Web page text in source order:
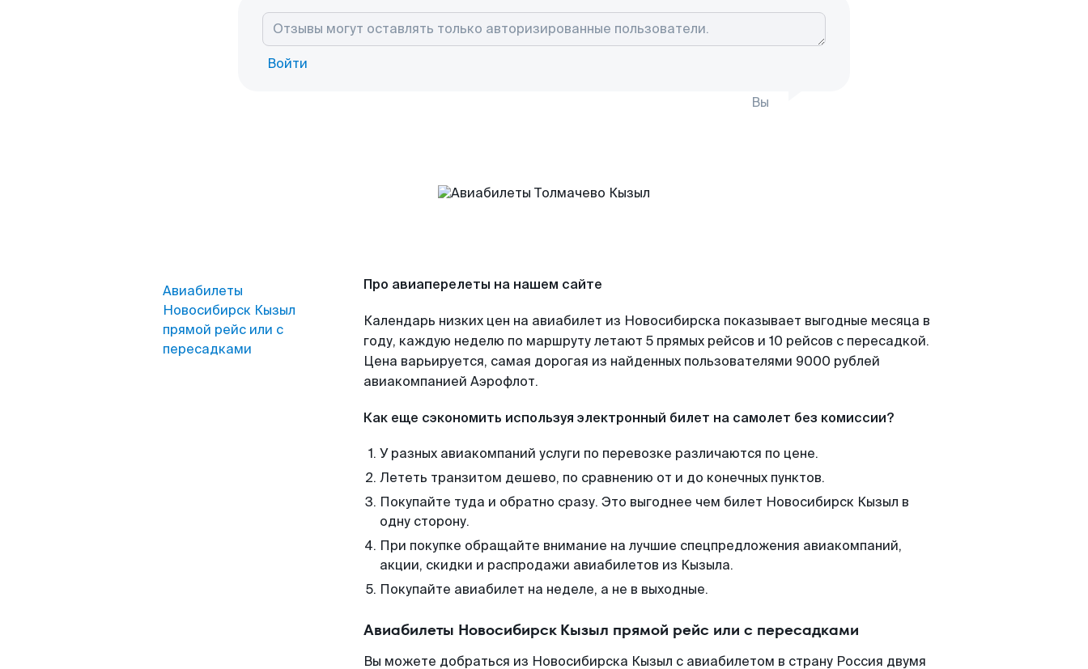
Войти
Вы
Авиабилеты
Новосибирск Кызыл
прямой рейс или с
пересадками
Про авиаперелеты на нашем сайте
Календарь низких цен на авиабилет из Новосибирска показывает выгодные месяца в
году, каждую неделю по маршруту летают 5 прямых рейсов и 10 рейсов с пересадкой.
Цена варьируется, самая дорогая из найденных пользователями 9000 рублей
авиакомпанией Аэрофлот.
Как еще сэкономить используя электронный билет на самолет без комиссии?
У разных авиакомпаний услуги по перевозке различаются по цене.
Лететь транзитом дешево, по сравнению от и до конечных пунктов.
Покупайте туда и обратно сразу. Это выгоднее чем билет Новосибирск Кызыл в
одну сторону.
При покупке обращайте внимание на лучшие спецпредложения авиакомпаний,
акции, скидки и распродажи авиабилетов из Кызыла.
Покупайте авиабилет на неделе, а не в выходные.
Авиабилеты Новосибирск Кызыл прямой рейс или с пересадками
Вы можете добраться из Новосибирска Кызыл с авиабилетом в страну Россия двумя